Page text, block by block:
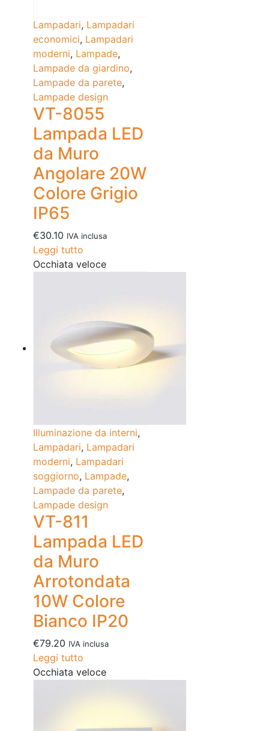
Lampadari, Lampadari
economici, Lampadari
moderni, Lampade,
Lampade da giardino,
Lampade da parete,
Lampade design
VT-8055
Lampada LED
da Muro
Angolare 20W
Colore Grigio
IP65
€30.10 IVA inclusa
Leggi tutto
Occhiata veloce
Illuminazione da interni,
Lampadari, Lampadari
moderni, Lampadari
soggiorno, Lampade,
Lampade da parete,
Lampade design
VT-811
Lampada LED
da Muro
Arrotondata
10W Colore
Bianco IP20
€79.20 IVA inclusa
Leggi tutto
Occhiata veloce